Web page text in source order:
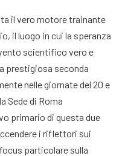
il vero motore trainante
il luogo in cui la speranza
scientifico vero e
prestigiosa seconda
nelle giornate del 20 e
Sede di Roma
primario di questa due
i riflettori sui
particolare sulla